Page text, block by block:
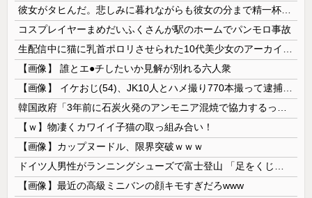
コスプレイヤーまめだいふくさんが駅のホームでパンモロ事故
【画像】 誰とエ●チしたいか見解が別れる六人衆
【ｗ】物凄くカワイイ子猫の取っ組み合い！
【画像】カップヌードル、限界突破ｗｗｗ
【画像】最近の高級ミニバンの顔キモすぎだろwww